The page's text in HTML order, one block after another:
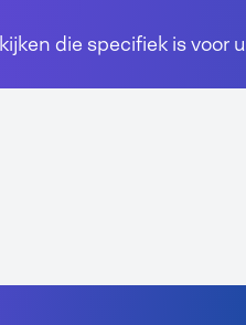
die specifiek is voor